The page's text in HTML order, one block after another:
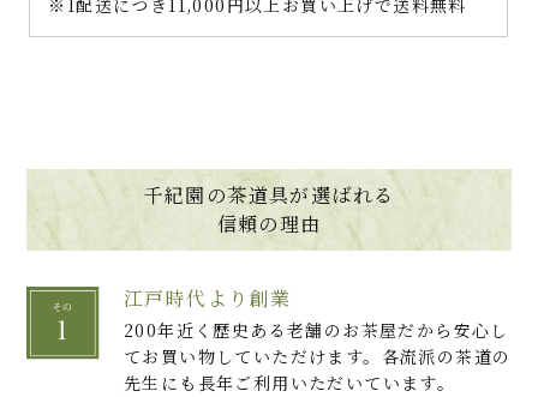
※1配送につき11,000円以上お買い上げで送料無料
千紀園の茶道具が選ばれる
信頼の理由
江戸時代より創業
200年近く歴史ある老舗のお茶屋だから安心し
てお買い物していただけます。各流派の茶道の
先生にも長年ご利用いただいています。